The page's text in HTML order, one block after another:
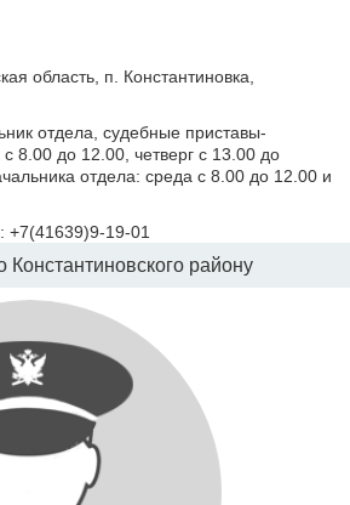
область, п. Константиновка,
отдела, судебные приставы-
8.00 до 12.00, четверг с 13.00 до
отдела: среда с 8.00 до 12.00 и
+7(41639)9-19-01
району